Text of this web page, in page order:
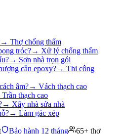
→ Thợ chống thấm
tróc?→ Xử lý chống thấm
→ Sơn nhà trọn gói
cần epoxy?→ Thi công
âm?→ Vách thạch cao
Trần thạch cao
→ Xây nhà sửa nhà
→ Làm gác xép
Bảo hành 12 tháng
65+ thợ